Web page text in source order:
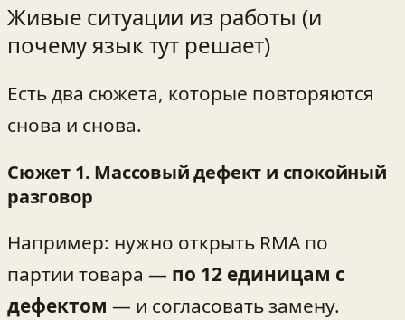
Живые ситуации из работы (и
почему язык тут решает)
Есть два сюжета, которые повторяются
снова и снова.
Сюжет 1. Массовый дефект и спокойный
разговор
Например: нужно открыть RMA по
партии товара — по 12 единицам с
дефектом — и согласовать замену.